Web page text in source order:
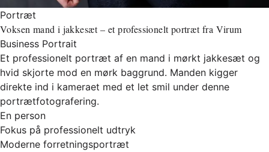
Portræt
Voksen mand i jakkesæt – et professionelt portræt fra Virum
Business Portrait
Et professionelt portræt af en mand i mørkt jakkesæt og
hvid skjorte mod en mørk baggrund. Manden kigger
direkte ind i kameraet med et let smil under denne
portrætfotografering.
En person
Fokus på professionelt udtryk
Moderne forretningsportræt